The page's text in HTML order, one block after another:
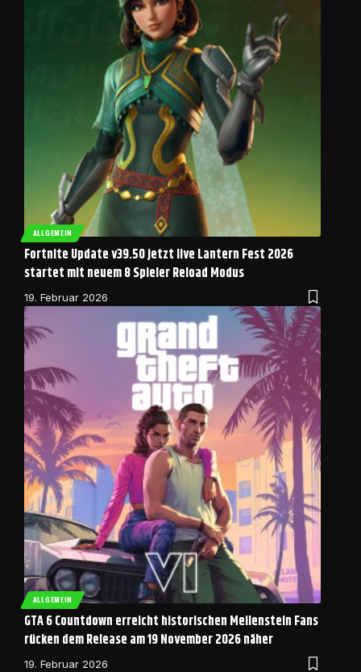
ALLGEMEIN
Fortnite Update v39.50 jetzt live Lantern Fest 2026
startet mit neuem 8 Spieler Reload Modus
19. Februar 2026
ALLGEMEIN
GTA 6 Countdown erreicht historischen Meilenstein Fans
rücken dem Release am 19 November 2026 näher
19. Februar 2026